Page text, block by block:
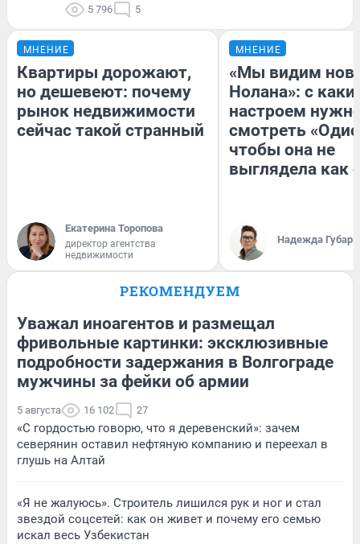
5 796 5
МНЕНИЕ
Квартиры дорожают,
но дешевеют: почему
рынок недвижимости
сейчас такой странный
Екатерина Торопова
директор агентства
недвижимости
МНЕНИЕ
«Мы видим
Нолана»: с
настроем
смотреть
чтобы она не
выглядела как
Надежда Губарь
РЕКОМЕНДУЕМ
Уважал иноагентов и размещал
фривольные картинки: эксклюзивные
подробности задержания в Волгограде
мужчины за фейки об армии
5 августа 16 102 27
«С гордостью говорю, что я деревенский»: зачем
северянин оставил нефтяную компанию и переехал в
глушь на Алтай
«Я не жалуюсь». Строитель лишился рук и ног и стал
звездой соцсетей: как он живет и почему его семью
искал весь Узбекистан